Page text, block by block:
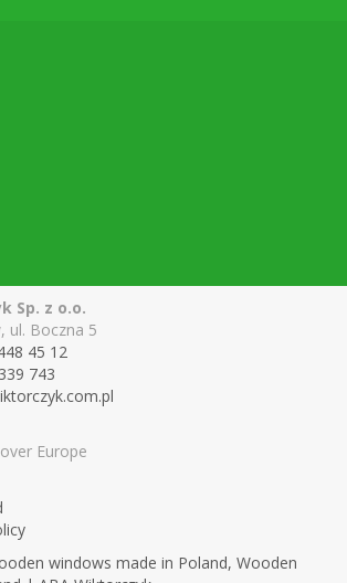
Sp. z o.o.
ul. Boczna 5
45 12
743
czyk.com.pl
Europe
windows made in Poland, Wooden